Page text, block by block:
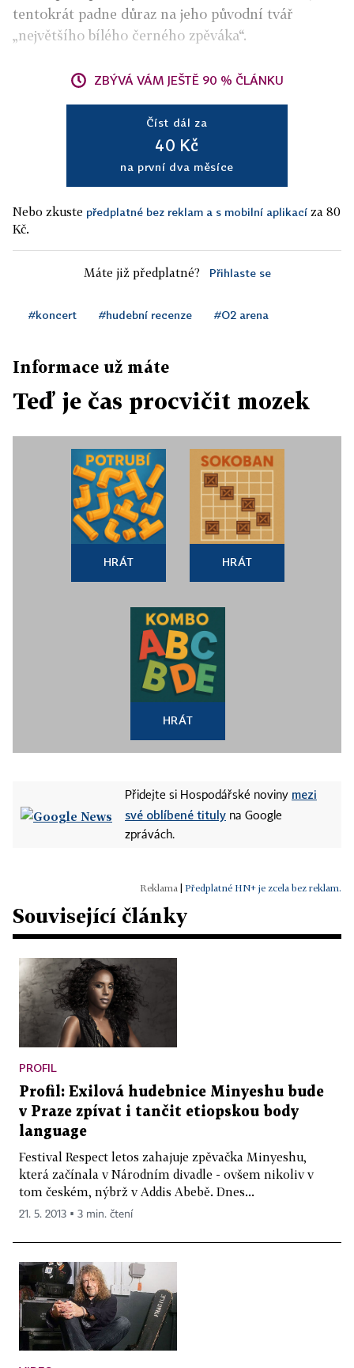
tentokrát padne důraz na jeho původní tvář
„největšího bílého černého zpěváka“.
ZBÝVÁ VÁM JEŠTĚ 90 % ČLÁNKU
Číst dál za
40 Kč
na první dva měsíce
Nebo zkuste předplatné bez reklam a s mobilní aplikací za 80
Kč.
Máte již předplatné? Přihlaste se
#koncert #hudební recenze #O2 arena
Informace už máte
Teď je čas procvičit mozek
HRÁT HRÁT
HRÁT
Přidejte si Hospodářské noviny mezi
své oblíbené tituly na Google
zprávách.
Předplatné HN+ je zcela bez reklam.
Související články
PROFIL
Profil: Exilová hudebnice Minyeshu bude
v Praze zpívat i tančit etiopskou body
language
Festival Respect letos zahajuje zpěvačka Minyeshu,
která začínala v Národním divadle - ovšem nikoliv v
tom českém, nýbrž v Addis Abebě. Dnes...
21. 5. 2013 ▪ 3 min. čtení